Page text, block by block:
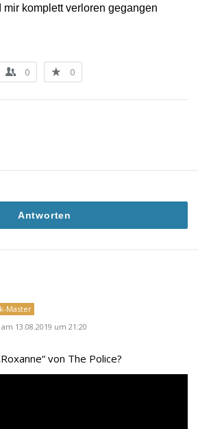
komplett verloren gegangen
0 0
Antworten
Master
13.08.2019 um 21:20
von The Police?